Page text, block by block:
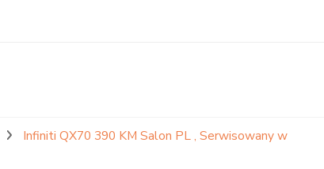
Infiniti QX70 390 KM Salon PL , Serwisowany w